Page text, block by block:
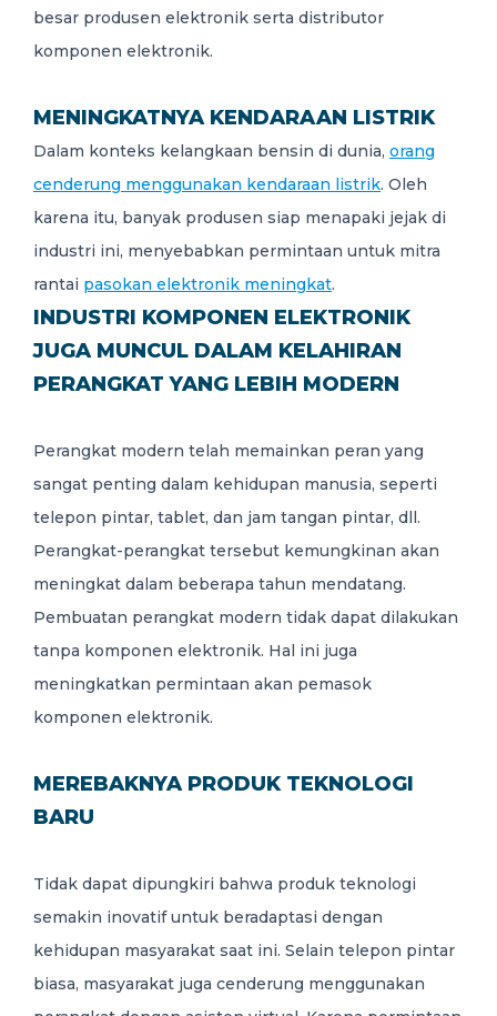
besar produsen elektronik serta distributor
komponen elektronik.
MENINGKATNYA KENDARAAN LISTRIK
Dalam konteks kelangkaan bensin di dunia, orang
cenderung menggunakan kendaraan listrik. Oleh
karena itu, banyak produsen siap menapaki jejak di
industri ini, menyebabkan permintaan untuk mitra
rantai pasokan elektronik meningkat.
INDUSTRI KOMPONEN ELEKTRONIK
JUGA MUNCUL DALAM KELAHIRAN
PERANGKAT YANG LEBIH MODERN
Perangkat modern telah memainkan peran yang
sangat penting dalam kehidupan manusia, seperti
telepon pintar, tablet, dan jam tangan pintar, dll.
Perangkat-perangkat tersebut kemungkinan akan
meningkat dalam beberapa tahun mendatang.
Pembuatan perangkat modern tidak dapat dilakukan
tanpa komponen elektronik. Hal ini juga
meningkatkan permintaan akan pemasok
komponen elektronik.
MEREBAKNYA PRODUK TEKNOLOGI
BARU
Tidak dapat dipungkiri bahwa produk teknologi
semakin inovatif untuk beradaptasi dengan
kehidupan masyarakat saat ini. Selain telepon pintar
biasa, masyarakat juga cenderung menggunakan